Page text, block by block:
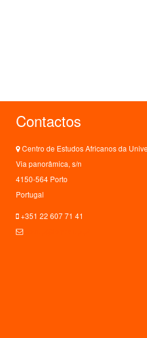
Contactos
Centro de Estudos Africanos da
Via panorâmica, s/n
4150-564 Porto
Portugal
+351 22 607 71 41